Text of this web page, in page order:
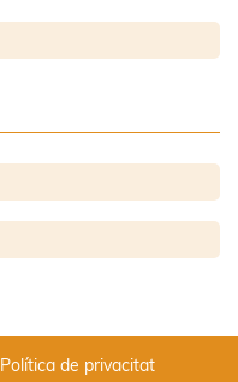
Política de privacitat